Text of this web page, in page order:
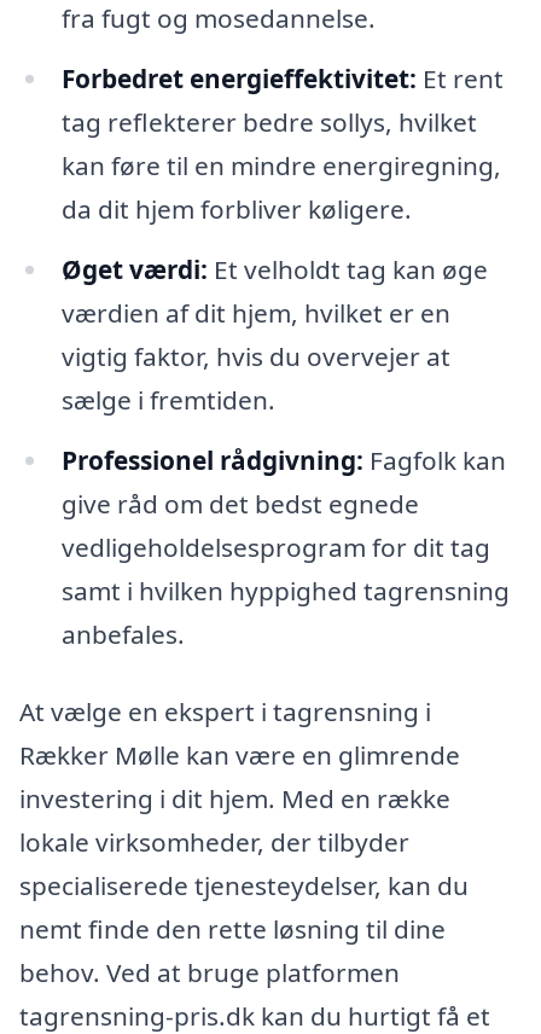
fra fugt og mosedannelse.
Forbedret energieffektivitet: Et rent
tag reflekterer bedre sollys, hvilket
kan føre til en mindre energiregning,
da dit hjem forbliver køligere.
Øget værdi: Et velholdt tag kan øge
værdien af dit hjem, hvilket er en
vigtig faktor, hvis du overvejer at
sælge i fremtiden.
Professionel rådgivning: Fagfolk kan
give råd om det bedst egnede
vedligeholdelsesprogram for dit tag
samt i hvilken hyppighed tagrensning
anbefales.
At vælge en ekspert i tagrensning i
Rækker Mølle kan være en glimrende
investering i dit hjem. Med en række
lokale virksomheder, der tilbyder
specialiserede tjenesteydelser, kan du
nemt finde den rette løsning til dine
behov. Ved at bruge platformen
tagrensning-pris.dk kan du hurtigt få et